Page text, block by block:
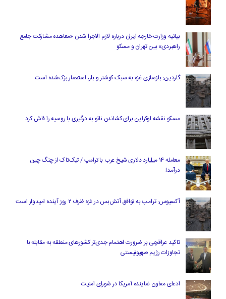
بیانیه وزارت خارجه ایران درباره لازم‌ الاجرا شدن «معاهده مشارکت جامع
راهبردی» بین تهران و مسکو
گاردین: بازسازی غزه به سبک کوشنر و بلر، استعمار بزک‌شده است
مسکو نقشه اوکراین برای کشاندن ناتو به درگیری با روسیه را فاش کرد
معامله ۱۴ میلیارد دلاری شیخ عرب با ترامپ / تیک‌تاک از چنگ چین
درآمد!
آکسیوس: ترامپ به توافق آتش‌بس در غزه ظرف ۲ روز آینده امیدوار است
تاکید عراقچی بر ضرورت اهتمام جدی‌تر کشورهای منطقه به مقابله با
تجاوزات رژیم صهیونیستی
ادعای معاون نماینده آمریکا در شورای امنیت